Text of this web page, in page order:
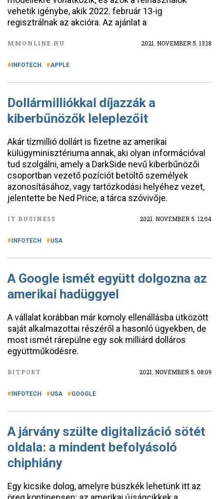
vehetik igénybe, akik 2022. február 13-ig
regisztrálnak az akcióra. Az ajánlat a
MMONLINE.HU 2021. NOVEMBER 5. 13:18
INFOTECH APPLE
Dollármilliókkal díjazzák a
kiberbűnözők leleplezőit
Akár tízmillió dollárt is fizetne az amerikai
külügyminisztériuma annak, aki olyan információval
tud szolgálni, amely a DarkSide nevű kiberbűnözői
csoportban vezető pozíciót betöltő személyek
azonosításához, vagy tartózkodási helyéhez vezet,
jelentette be Ned Price, a tárca szóvivője.
IT BUSINESS 2021. NOVEMBER 5. 12:04
INFOTECH USA
A Google ismét együtt dolgozna az
amerikai hadüggyel
A vállalat korábban már komoly ellenállásba ütközött
saját alkalmazottai részéről a hasonló ügyekben, de
most ismét rárepülne egy sok milliárd dolláros
együttműködésre.
BITPORT 2021. NOVEMBER 5. 08:09
INFOTECH USA GOOGLE
A járvány szülte digitalizáció sötét
oldala: a mindent befolyásoló
chiphiány
Egy kicsike dolog, amelyre büszkék lehetünk itt az